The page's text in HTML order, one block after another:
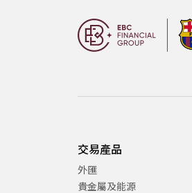
交易產品
外匯
貴金屬及能源